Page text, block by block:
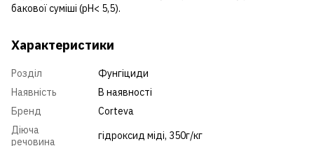
бакової суміші (рH< 5,5).
Характеристики
Розділ
Фунгіциди
Наявність
В наявності
Бренд
Corteva
Діюча
речовина
гідроксид міді, 350г/кг